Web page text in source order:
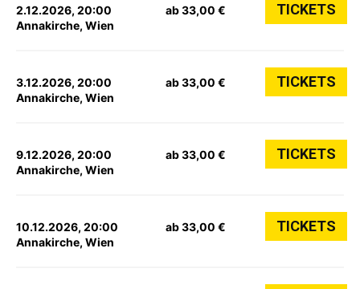
2.12.2026, 20:00
Annakirche, Wien
ab 33,00 € TICKETS
3.12.2026, 20:00
Annakirche, Wien
ab 33,00 € TICKETS
9.12.2026, 20:00
Annakirche, Wien
ab 33,00 € TICKETS
10.12.2026, 20:00
Annakirche, Wien
ab 33,00 € TICKETS